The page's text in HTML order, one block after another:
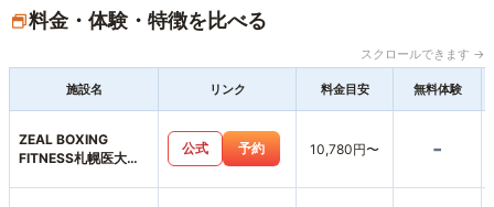
料金・体験・特徴を比べる
スクロールできます →
施設名 リンク 料金目安 無料体験
ZEAL BOXING
FITNESS札幌医大前
公式 予約 10,780円〜 -